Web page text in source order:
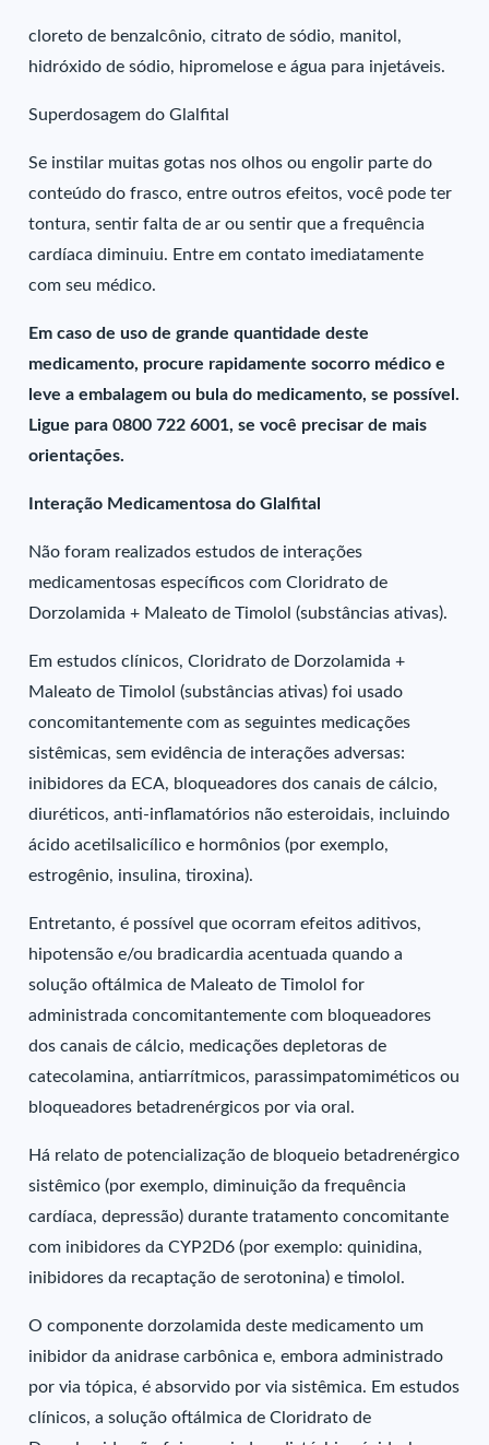
cloreto de benzalcônio, citrato de sódio, manitol,
hidróxido de sódio, hipromelose e água para injetáveis.
Superdosagem do Glalfital
Se instilar muitas gotas nos olhos ou engolir parte do
conteúdo do frasco, entre outros efeitos, você pode ter
tontura, sentir falta de ar ou sentir que a frequência
cardíaca diminuiu. Entre em contato imediatamente
com seu médico.
Em caso de uso de grande quantidade deste
medicamento, procure rapidamente socorro médico e
leve a embalagem ou bula do medicamento, se possível.
Ligue para 0800 722 6001, se você precisar de mais
orientações.
Interação Medicamentosa do Glalfital
Não foram realizados estudos de interações
medicamentosas específicos com Cloridrato de
Dorzolamida + Maleato de Timolol (substâncias ativas).
Em estudos clínicos, Cloridrato de Dorzolamida +
Maleato de Timolol (substâncias ativas) foi usado
concomitantemente com as seguintes medicações
sistêmicas, sem evidência de interações adversas:
inibidores da ECA, bloqueadores dos canais de cálcio,
diuréticos, anti-inflamatórios não esteroidais, incluindo
ácido acetilsalicílico e hormônios (por exemplo,
estrogênio, insulina, tiroxina).
Entretanto, é possível que ocorram efeitos aditivos,
hipotensão e/ou bradicardia acentuada quando a
solução oftálmica de Maleato de Timolol for
administrada concomitantemente com bloqueadores
dos canais de cálcio, medicações depletoras de
catecolamina, antiarrítmicos, parassimpatomiméticos ou
bloqueadores betadrenérgicos por via oral.
Há relato de potencialização de bloqueio betadrenérgico
sistêmico (por exemplo, diminuição da frequência
cardíaca, depressão) durante tratamento concomitante
com inibidores da CYP2D6 (por exemplo: quinidina,
inibidores da recaptação de serotonina) e timolol.
O componente dorzolamida deste medicamento um
inibidor da anidrase carbônica e, embora administrado
por via tópica, é absorvido por via sistêmica. Em estudos
clínicos, a solução oftálmica de Cloridrato de